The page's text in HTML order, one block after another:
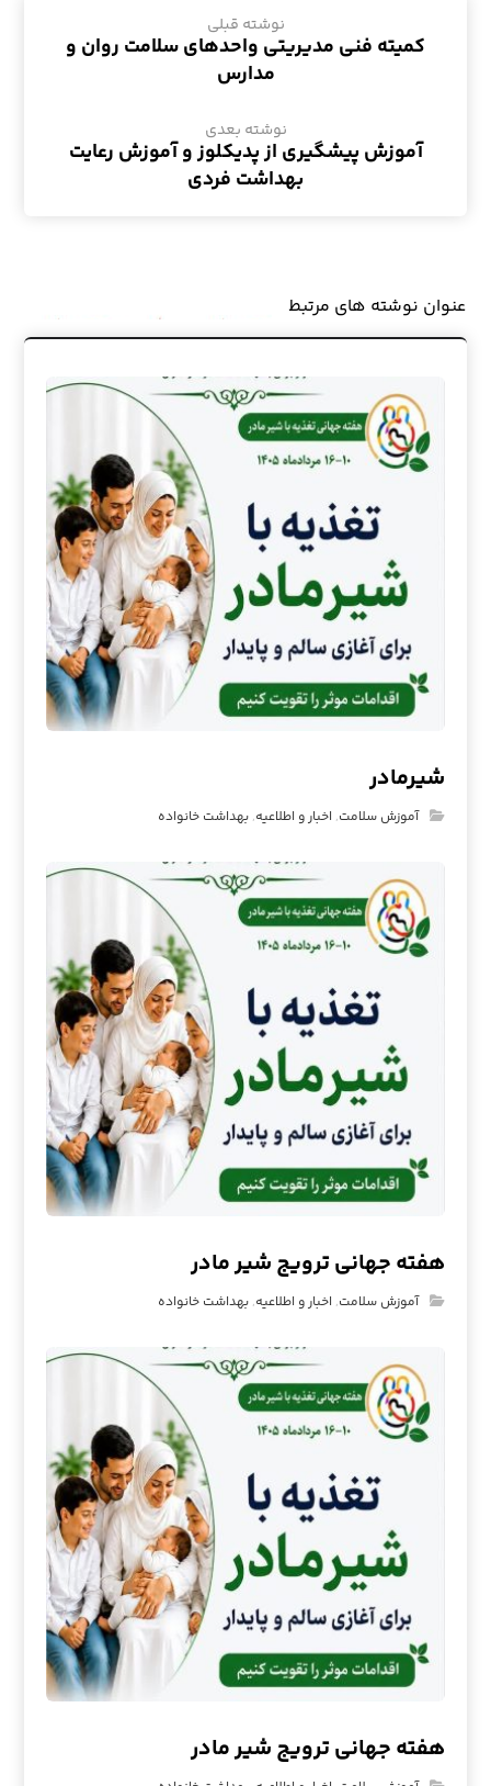
نوشته قبلی
کمیته فنی مدیریتی واحدهای سلامت روان و
مدارس
نوشته بعدی
آموزش پیشگیری از پدیکلوز و آموزش رعایت
بهداشت فردی
عنوان ‫نوشته های مرتبط
شیرمادر
آموزش سلامت, اخبار و اطلاعیه,بهداشت خانواده
هفته جهانی ترویج شیر مادر
آموزش سلامت, اخبار و اطلاعیه,بهداشت خانواده
هفته جهانی ترویج شیر مادر